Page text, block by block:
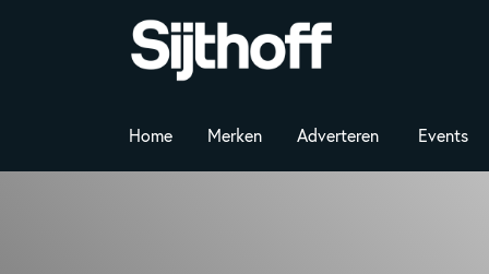
Home Merken Adverteren Events